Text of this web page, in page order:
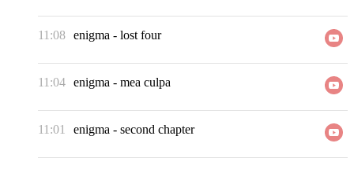
11:08 enigma - lost four
11:04 enigma - mea culpa
11:01 enigma - second chapter